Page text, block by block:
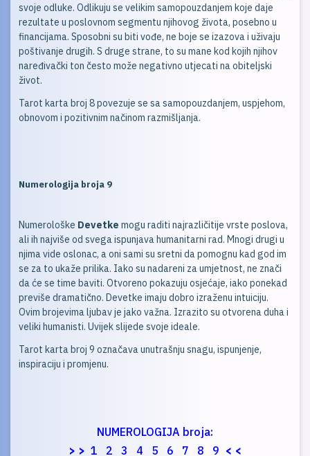
svoje odluke. Odlikuju se velikim samopouzdanjem koje daje
rezultate u poslovnom segmentu njihovog života, posebno u
financijama. Sposobni su biti vođe, ne boje se izazova i uživaju
poštivanje drugih. S druge strane, to su mane kod kojih njihov
naređivački ton često može negativno utjecati na obiteljski
život.
Tarot karta broj 8 povezuje se sa samopouzdanjem, uspjehom,
obnovom i pozitivnim načinom razmišljanja.
Numerologija broja 9
Numerološke Devetke mogu raditi najrazličitije vrste poslova,
ali ih najviše od svega ispunjava humanitarni rad. Mnogi drugi u
njima vide oslonac, a oni sami su sretni da pomognu kad god im
se za to ukaže prilika. Iako su nadareni za umjetnost, ne znači
da će se time baviti. Otvoreno pokazuju osjećaje, iako ponekad
previše dramatično. Devetke imaju dobro izraženu intuiciju.
Ovim brojevima ljubav je jako važna. Izrazito su otvorena duha i
veliki humanisti. Uvijek slijede svoje ideale.
Tarot karta broj 9 označava unutrašnju snagu, ispunjenje,
inspiraciju i promjenu.
NUMEROLOGIJA broja:
> > 1 2 3 4 5 6 7 8 9 < <